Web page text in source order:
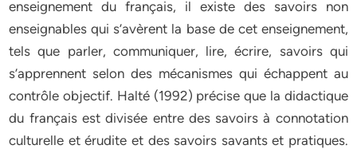
enseignement du français, il existe des savoirs non
enseignables qui s’avèrent la base de cet enseignement,
tels que parler, communiquer, lire, écrire, savoirs qui
s’apprennent selon des mécanismes qui échappent au
contrôle objectif. Halté (1992) précise que la didactique
du français est divisée entre des savoirs à connotation
culturelle et érudite et des savoirs savants et pratiques.